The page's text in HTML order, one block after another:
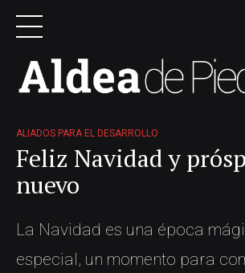
ALIADOS PARA EL DESARROLLO
Feliz Navidad y
nuevo
La Navidad es una época
especial, un momento para